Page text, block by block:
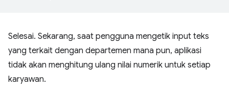
Selesai. Sekarang, saat pengguna mengetik input teks
yang terkait dengan departemen mana pun, aplikasi
tidak akan menghitung ulang nilai numerik untuk setiap
karyawan.